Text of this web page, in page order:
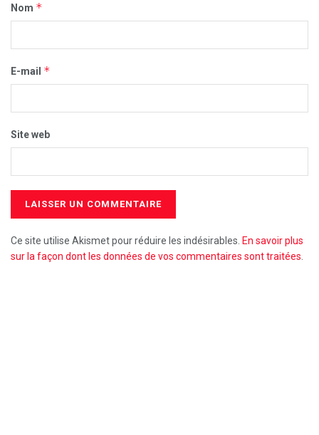
Nom *
E-mail *
Site web
Ce site utilise Akismet pour réduire les indésirables. En savoir plus
sur la façon dont les données de vos commentaires sont traitées.